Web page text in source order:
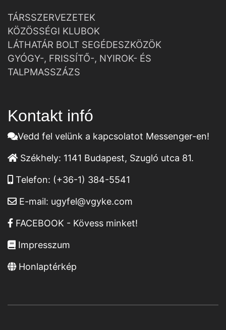
TÁRSSZERVEZETEK
KÖZÖSSÉGI KLUBOK
LÁTHATÁR BOLT SEGÉDESZKÖZÖK
GYÓGY-, FRISSÍTŐ-, NYIROK- ÉS
TALPMASSZÁZS
Kontakt infó
Vedd fel velünk a kapcsolatot Messenger-en!
Székhely: 1141 Budapest, Szugló utca 81.
Telefon: (+36-1) 384-5541
E-mail: ugyfel@vgyke.com
FACEBOOK - Kövess minket!
Impresszum
Honlaptérkép